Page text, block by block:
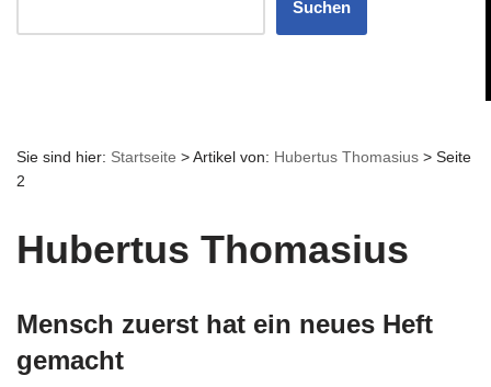
Suchen
Sie sind hier: Startseite >Artikel von: Hubertus Thomasius > Seite
2
Hubertus Thomasius
Mensch zuerst hat ein neues Heft
gemacht